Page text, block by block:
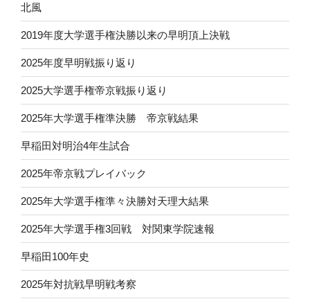
北風
2019年度大学選手権決勝以来の早明頂上決戦
2025年度早明戦振り返り
2025大学選手権帝京戦振り返り
2025年大学選手権準決勝 帝京戦結果
早稲田対明治4年生試合
2025年帝京戦プレイバック
2025年大学選手権準々決勝対天理大結果
2025年大学選手権3回戦 対関東学院速報
早稲田100年史
2025年対抗戦早明戦考察